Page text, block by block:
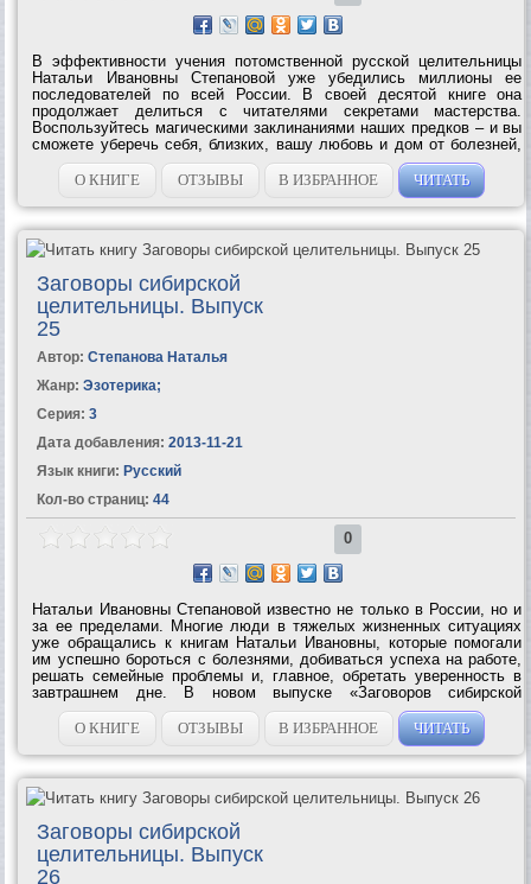
В эффективности учения потомственной русской целительницы
Натальи Ивановны Степановой уже убедились миллионы ее
последователей по всей России. В своей десятой книге она
продолжает делиться с читателями секретами мастерства.
Воспользуйтесь магическими заклинаниями наших предков – и вы
сможете уберечь себя, близких, вашу любовь и дом от болезней,
неприятностей, измен и...
О КНИГЕ
ОТЗЫВЫ В ИЗБРАННОЕ ЧИТАТЬ
Заговоры сибирской
целительницы. Выпуск
25
Автор: Степанова Наталья
Жанр: Эзотерика;
Серия: 3
Дата добавления: 2013-11-21
Язык книги: Русский
Кол-во страниц: 44
0
Натальи Ивановны Степановой известно не только в России, но и
за ее пределами. Многие люди в тяжелых жизненных ситуациях
уже обращались к книгам Натальи Ивановны, которые помогали
им успешно бороться с болезнями, добиваться успеха на работе,
решать семейные проблемы и, главное, обретать уверенность в
завтрашнем дне. В новом выпуске «Заговоров сибирской
целительницы», который вы сейчас держите в руках, вы найдете
не только новые...
О КНИГЕ ОТЗЫВЫ В ИЗБРАННОЕ ЧИТАТЬ
Заговоры сибирской
целительницы. Выпуск
26